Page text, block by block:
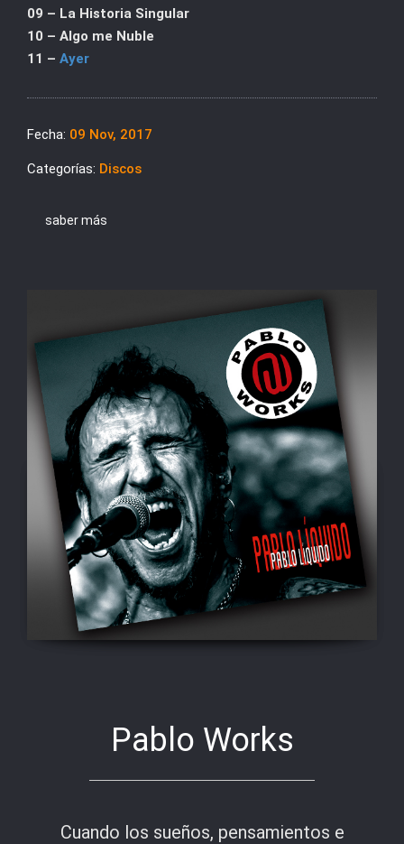
09 – La Historia Singular
10 – Algo me Nuble
11 – Ayer
Fecha: 09 Nov, 2017
Categorías: Discos
saber más
Pablo Works
Cuando los sueños, pensamientos e